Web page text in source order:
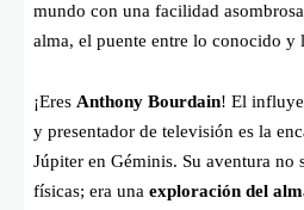
mundo con una facilidad
alma, el puente entre lo conocido y
¡Eres Anthony Bourdain! El
y presentador de televisión es la
Júpiter en Géminis. Su aventura no
físicas; era una exploración del